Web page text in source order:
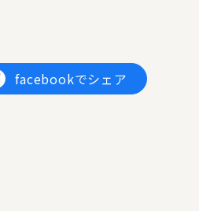
facebookでシェア